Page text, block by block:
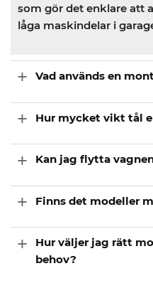
som gör det enklare att
låga maskindelar i
Vad används en
Hur mycket vikt tål
Kan jag flytta
Finns det modeller
Hur väljer jag rätt
behov?